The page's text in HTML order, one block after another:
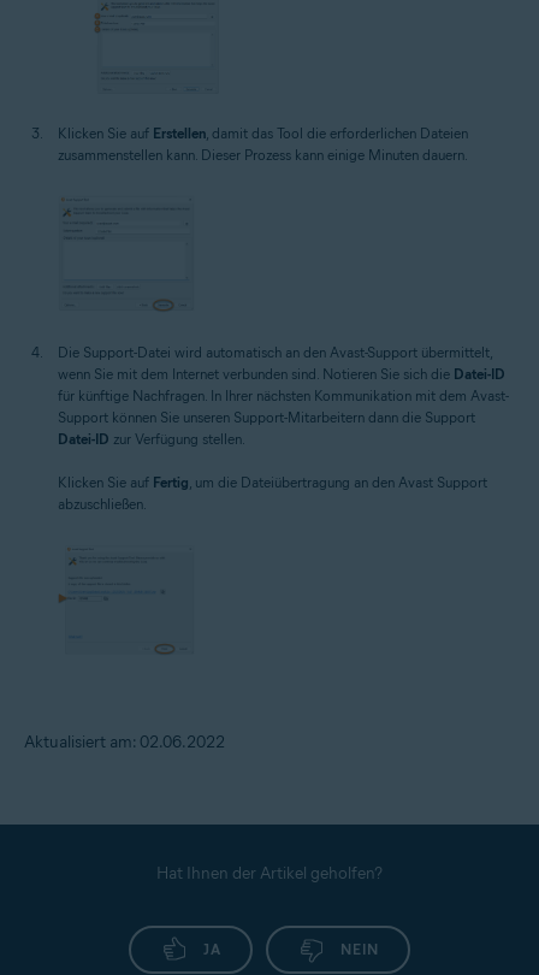
Klicken Sie auf Erstellen, damit das Tool die erforderlichen Dateien
zusammenstellen kann. Dieser Prozess kann einige Minuten dauern.
Die Support-Datei wird automatisch an den Avast-Support übermittelt,
wenn Sie mit dem Internet verbunden sind. Notieren Sie sich die Datei-ID
für künftige Nachfragen. In Ihrer nächsten Kommunikation mit dem Avast-
Support können Sie unseren Support-Mitarbeitern dann die Support
Datei-ID zur Verfügung stellen.
Klicken Sie auf Fertig , um die Dateiübertragung an den Avast Support
abzuschließen.
Aktualisiert am: 02.06.2022
Hat Ihnen der Artikel geholfen?
JA NEIN